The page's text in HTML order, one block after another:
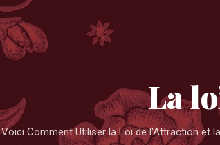
La
Voici Comment Utiliser la Loi de l'Attraction et